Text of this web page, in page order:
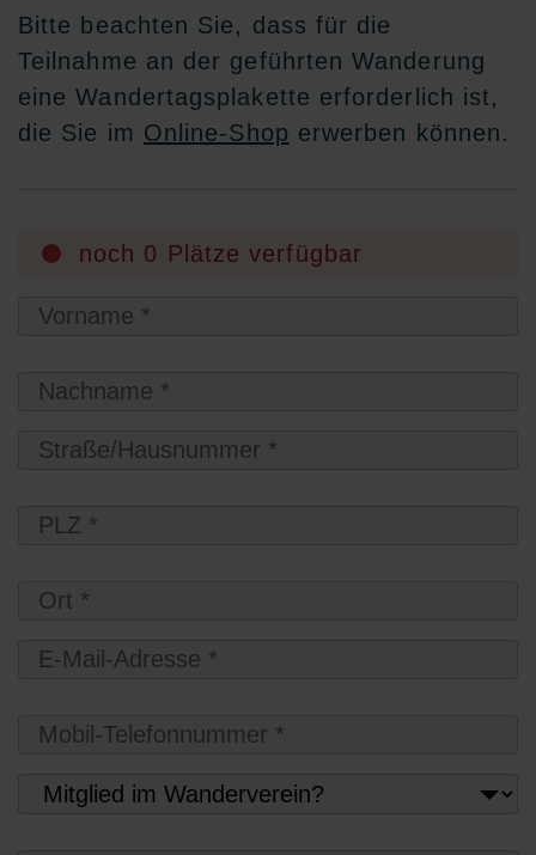
Bitte beachten Sie, dass für die
Teilnahme an der geführten Wanderung
eine Wandertagsplakette erforderlich ist,
die Sie im Online-Shop erwerben können.
noch 0 Plätze verfügbar